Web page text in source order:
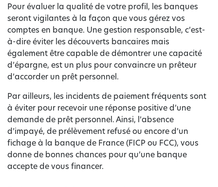
Pour évaluer la qualité de votre profil, les banques
seront vigilantes à la façon que vous gérez vos
comptes en banque. Une gestion responsable, c’est-
à-dire éviter les découverts bancaires mais
également être capable de démontrer une capacité
d’épargne, est un plus pour convaincre un prêteur
d’accorder un prêt personnel.
Par ailleurs, les incidents de paiement fréquents sont
à éviter pour recevoir une réponse positive d’une
demande de prêt personnel. Ainsi, l’absence
d’impayé, de prélèvement refusé ou encore d’un
fichage à la banque de France (FICP ou FCC), vous
donne de bonnes chances pour qu’une banque
accepte de vous financer.